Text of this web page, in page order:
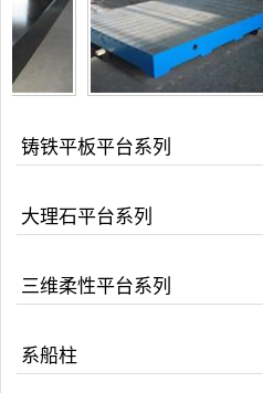
铸铁平板平台系列
大理石平台系列
三维柔性平台系列
系船柱